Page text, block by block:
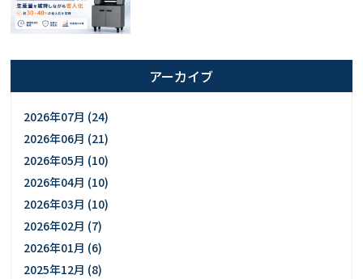
アーカイブ
2026年07月 (24)
2026年06月 (21)
2026年05月 (10)
2026年04月 (10)
2026年03月 (10)
2026年02月 (7)
2026年01月 (6)
2025年12月 (8)